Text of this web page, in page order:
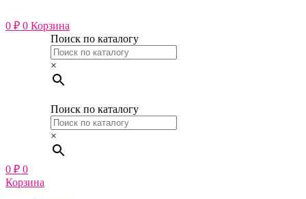
к
содержимому
0 ₽ 0 Корзина
Поиск по каталогу
×
Поиск по каталогу
×
0 ₽ 0
Корзина